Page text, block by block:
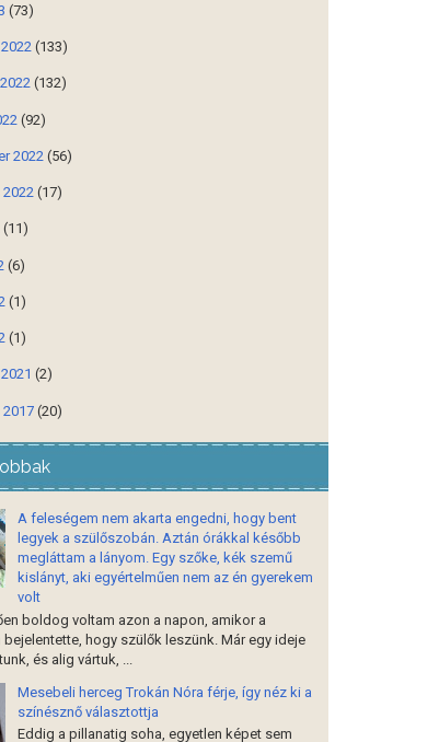
(73)
(133)
(132)
(92)
2022 (56)
(17)
(11)
(6)
(1)
(1)
(2)
(20)
A feleségem nem akarta engedni, hogy bent
legyek a szülőszobán. Aztán órákkal később
megláttam a lányom. Egy szőke, kék szemű
kislányt, aki egyértelműen nem az én gyerekem
volt
boldog voltam azon a napon, amikor a
hogy szülők leszünk. Már egy ideje
és alig vártuk, ...
Mesebeli herceg Trokán Nóra férje, így néz ki a
színésznő választottja
Eddig a pillanatig soha, egyetlen képet sem